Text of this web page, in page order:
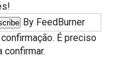
By FeedBurner
É preciso
confirmar.